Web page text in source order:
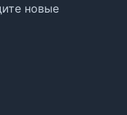
новые